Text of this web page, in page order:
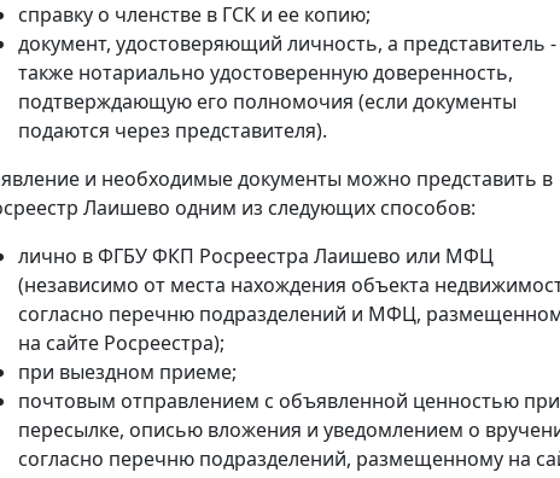
справку о членстве в ГСК и ее копию;
документ, удостоверяющий личность, а представитель -
также нотариально удостоверенную доверенность,
подтверждающую его полномочия (если документы
подаются через представителя).
и необходимые документы можно представить в
Лаишево одним из следующих способов:
лично в ФГБУ ФКП Росреестра Лаишево или МФЦ
(независимо от места нахождения объекта
согласно перечню подразделений и МФЦ,
на сайте Росреестра);
при выездном приеме;
почтовым отправлением с объявленной ценностью при
пересылке, описью вложения и уведомлением о
согласно перечню подразделений, размещенному на